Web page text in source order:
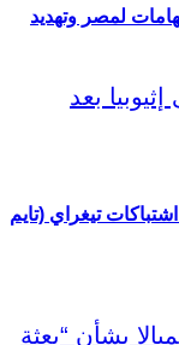
لمصر وتهديد
تيغراي (تايم